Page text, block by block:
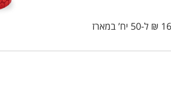
16 ₪ ל-50 יח’ במארז